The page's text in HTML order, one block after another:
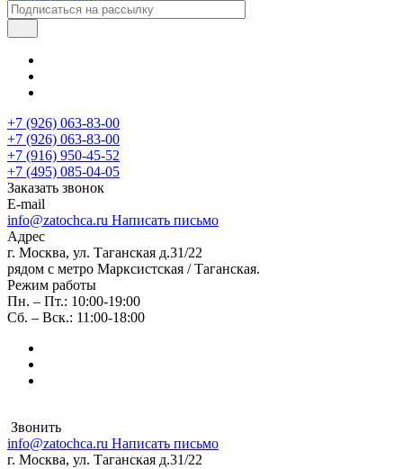
+7 (926) 063-83-00
+7 (926) 063-83-00
+7 (916) 950-45-52
+7 (495) 085-04-05
Заказать звонок
E-mail
info@zatochca.ru Написать письмо
Адрес
г. Москва, ул. Таганская д.31/22
рядом с метро Марксистская / Таганская.
Режим работы
Пн. – Пт.: 10:00-19:00
Сб. – Вск.: 11:00-18:00
Звонить
info@zatochca.ru Написать письмо
г. Москва, ул. Таганская д.31/22